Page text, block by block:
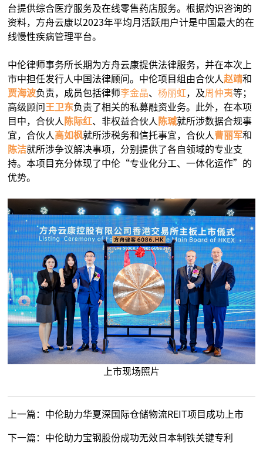
台提供综合医疗服务及在线零售药店服务。根据灼识咨询的
资料，方舟云康以2023年平均月活跃用户计是中国最大的在
线慢性疾病管理平台。
中伦律师事务所长期为方舟云康提供法律服务，并在本次上
市中担任发行人中国法律顾问。中伦项目组由合伙人 赵靖和
贾海波负责，成员包括律师李金晶、杨丽虹，及周仲夷等；
高级顾问 王卫东负责了相关的私募融资业务。此外，在本项
目中，合伙人 陈际红、非权益合伙人 陈瑊就所涉数据合规事
宜，合伙人 高如枫就所涉税务和信托事宜，合伙人 曹丽军和
陈洁就所涉争议解决事项，分别提供了各自领域的专业支
持。本项目充分体现了中伦“专业化分工、一体化运作”的
优势。
上市现场照片
上一篇： 中伦助力华夏深国际仓储物流REIT项目成功上市
下一篇： 中伦助力宝钢股份成功无效日本制铁关键专利